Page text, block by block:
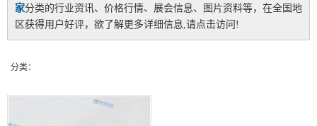
家分类的行业资讯、价格行情、展会信息、图片资料等，在全国地
区获得用户好评，欲了解更多详细信息,请点击访问!
分类：